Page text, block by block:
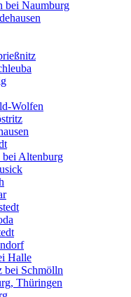
bei Naumburg
Wolfen
Altenburg
Halle
Schmölln
Thüringen